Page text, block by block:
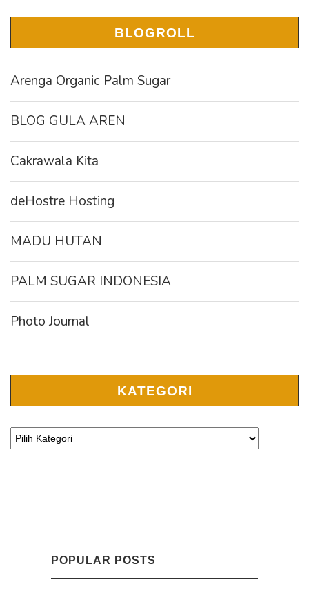
BLOGROLL
Arenga Organic Palm Sugar
BLOG GULA AREN
Cakrawala Kita
deHostre Hosting
MADU HUTAN
PALM SUGAR INDONESIA
Photo Journal
KATEGORI
POPULAR POSTS